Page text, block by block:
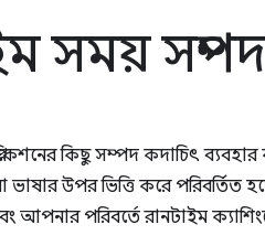
সময়
কিছু সম্পদ কদাচিৎ
ভাষার উপর ভিত্তি করে
আপনার পরিবর্তে রানটাইম